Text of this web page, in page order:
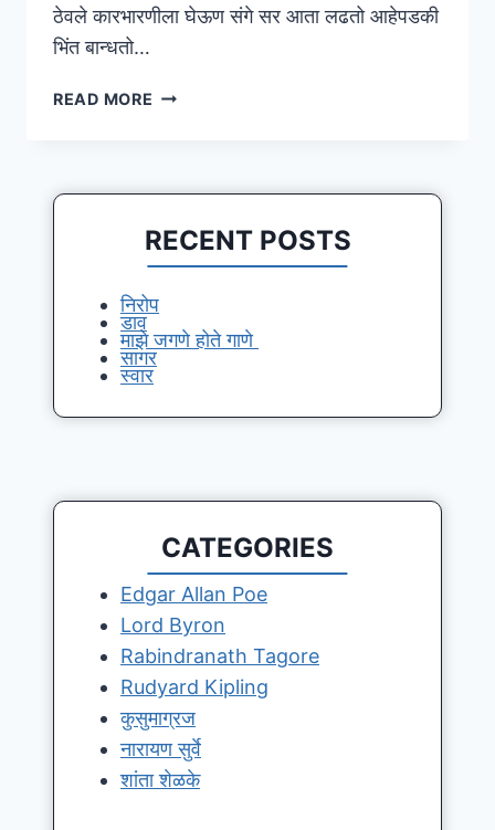
ठेवले कारभारणीला घेऊण संगे सर आता लढतो आहेपडकी
भिंत बान्धतो…
READ MORE कणा
RECENT POSTS
निरोप
डाव
माझे जगणे होते गाणे
सागर
स्वार
CATEGORIES
Edgar Allan Poe
Lord Byron
Rabindranath Tagore
Rudyard Kipling
कुसुमाग्रज
नारायण सुर्वे
शांता शेळके